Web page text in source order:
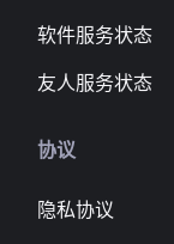
软件服务状态
友人服务状态
协议
隐私协议